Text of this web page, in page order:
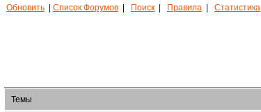
Обновить Список Форумов Поиск Правила Статистика
Темы